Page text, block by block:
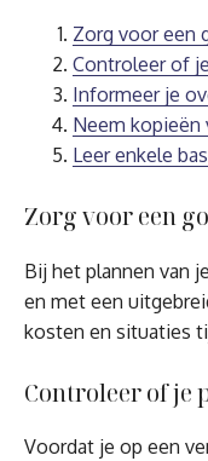
Zorg voor een
Controleer of
Informeer je
Neem kopieën
Leer enkele
Zorg voor een
Bij het plannen van
en met een
kosten en situaties
Controleer of je
Voordat je op een